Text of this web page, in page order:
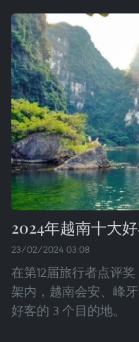
2024年越南十大
23/02/2024 03:08
在第12届旅行者点评奖
架内，越南会安、峰
好客的 3 个目的地。